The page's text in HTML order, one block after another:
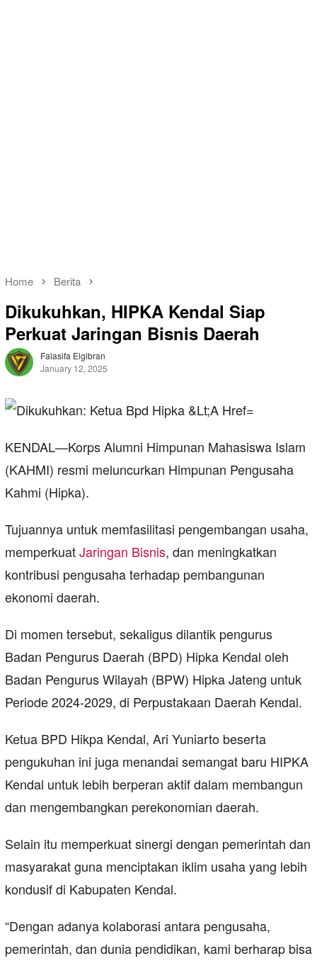
Home Berita
Dikukuhkan, HIPKA Kendal Siap
Perkuat Jaringan Bisnis Daerah
Falasifa Elgibran
January 12, 2025
KENDAL—Korps Alumni Himpunan Mahasiswa Islam
(KAHMI) resmi meluncurkan Himpunan Pengusaha
Kahmi (Hipka).
Tujuannya untuk memfasilitasi pengembangan usaha,
memperkuatJaringan Bisnis, dan meningkatkan
kontribusi pengusaha terhadap pembangunan
ekonomi daerah.
Di momen tersebut, sekaligus dilantik pengurus
Badan Pengurus Daerah (BPD) Hipka Kendal oleh
Badan Pengurus Wilayah (BPW) Hipka Jateng untuk
Periode 2024-2029, di Perpustakaan Daerah Kendal.
Ketua BPD Hikpa Kendal, Ari Yuniarto beserta
pengukuhan ini juga menandai semangat baru HIPKA
Kendal untuk lebih berperan aktif dalam membangun
dan mengembangkan perekonomian daerah.
Selain itu memperkuat sinergi dengan pemerintah dan
masyarakat guna menciptakan iklim usaha yang lebih
kondusif di Kabupaten Kendal.
“Dengan adanya kolaborasi antara pengusaha,
pemerintah, dan dunia pendidikan, kami berharap bisa